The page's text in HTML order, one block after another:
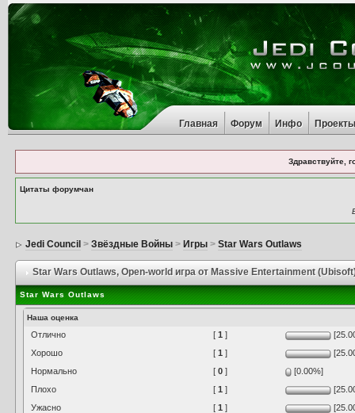
Главная Форум Инфо
Здравствуйте,
Цитаты форумчан
Jedi Council >Звёздные Войны > Игры >Star Wars Outlaws
Star Wars Outlaws, Open-world игра от Massive Entertainment
Star Wars Outlaws
Наша оценка
Отлично [1 ]
Хорошо
[1 ]
Нормально
[0 ]
[0.00%]
Плохо
[1 ]
Ужасно
[1 ]